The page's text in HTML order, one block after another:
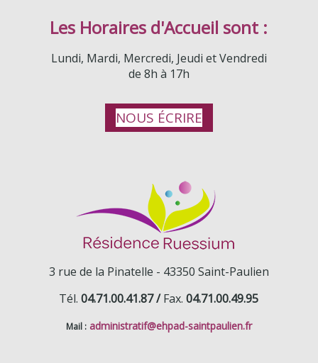
Les Horaires d'Accueil sont :
Lundi, Mardi, Mercredi, Jeudi et Vendredi
de 8h à 17h
NOUS ÉCRIRE
3 rue de la Pinatelle - 43350 Saint-Paulien
Tél. 04.71.00.41.87 /Fax. 04.71.00.49.95
Mail : administratif@ehpad-saintpaulien.fr